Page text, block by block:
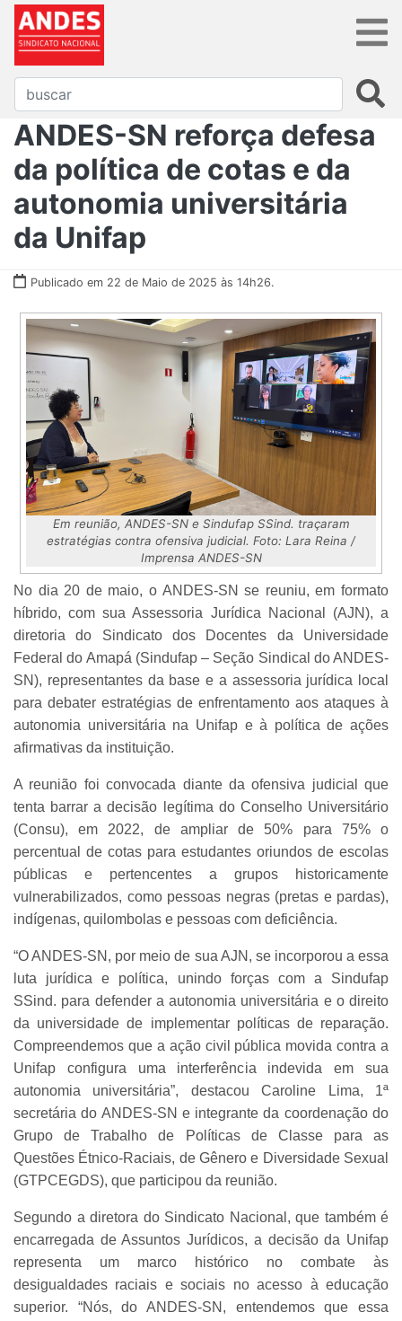
ANDES-SN reforça defesa
da política de cotas e da
autonomia universitária
da Unifap
Publicado em 22 de Maio de 2025 às 14h26.
Em reunião, ANDES-SN e Sindufap SSind. traçaram
estratégias contra ofensiva judicial. Foto: Lara Reina /
Imprensa ANDES-SN
No dia 20 de maio, o ANDES-SN se reuniu, em formato
híbrido, com sua Assessoria Jurídica Nacional (AJN), a
diretoria do Sindicato dos Docentes da Universidade
Federal do Amapá (Sindufap – Seção Sindical do ANDES-
SN), representantes da base e a assessoria jurídica local
para debater estratégias de enfrentamento aos ataques à
autonomia universitária na Unifap e à política de ações
afirmativas da instituição.
A reunião foi convocada diante da ofensiva judicial que
tenta barrar a decisão legítima do Conselho Universitário
(Consu), em 2022, de ampliar de 50% para 75% o
percentual de cotas para estudantes oriundos de escolas
públicas e pertencentes a grupos historicamente
vulnerabilizados, como pessoas negras (pretas e pardas),
indígenas, quilombolas e pessoas com deficiência.
“O ANDES-SN, por meio de sua AJN, se incorporou a essa
luta jurídica e política, unindo forças com a Sindufap
SSind. para defender a autonomia universitária e o direito
da universidade de implementar políticas de reparação.
Compreendemos que a ação civil pública movida contra a
Unifap configura uma interferência indevida em sua
autonomia universitária”, destacou Caroline Lima, 1ª
secretária do ANDES-SN e integrante da coordenação do
Grupo de Trabalho de Políticas de Classe para as
Questões Étnico-Raciais, de Gênero e Diversidade Sexual
(GTPCEGDS), que participou da reunião.
Segundo a diretora do Sindicato Nacional, que também é
encarregada de Assuntos Jurídicos, a decisão da Unifap
representa um marco histórico no combate às
desigualdades raciais e sociais no acesso à educação
superior. “Nós, do ANDES-SN, entendemos que essa